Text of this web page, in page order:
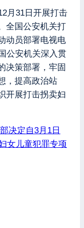
月31日开展打击
全国公安机关打
动员部署电视电
公安机关深入贯
决策部署，牢固
，提高政治站
开展打击拐卖妇
决定自3月1日
女儿童犯罪专项